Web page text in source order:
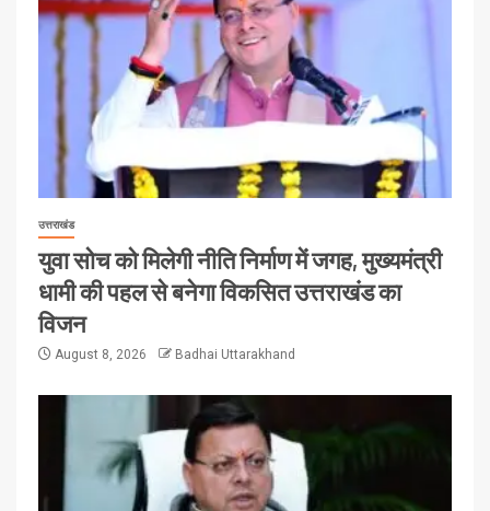
उत्तराखंड
युवा सोच को मिलेगी नीति निर्माण में जगह, मुख्यमंत्री
धामी की पहल से बनेगा विकसित उत्तराखंड का
विजन
August 8, 2026 Badhai Uttarakhand